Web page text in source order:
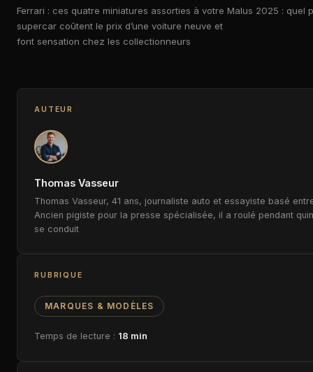
Ferrari : ces quatre miniatures assorties à votre
supercar coûtent le prix d’une voiture neuve et
font sensation chez les collectionneurs
Malus 2025 : quel
AUTEUR
Thomas Vasseur
Thomas Vasseur, 41 ans, journaliste auto et essayiste basé
Ancien pigiste pour la presse spécialisée, il a roulé pendant
se conduit
RUBRIQUE
MARQUES & MODÈLES
Temps de lecture : 18 min